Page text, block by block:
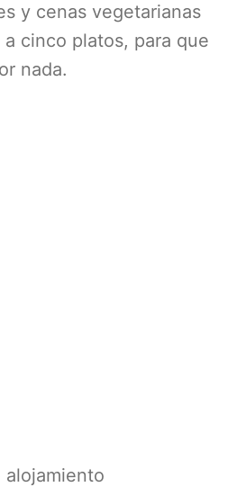
y cenas vegetarianas
cinco platos, para que
nada.
alojamiento